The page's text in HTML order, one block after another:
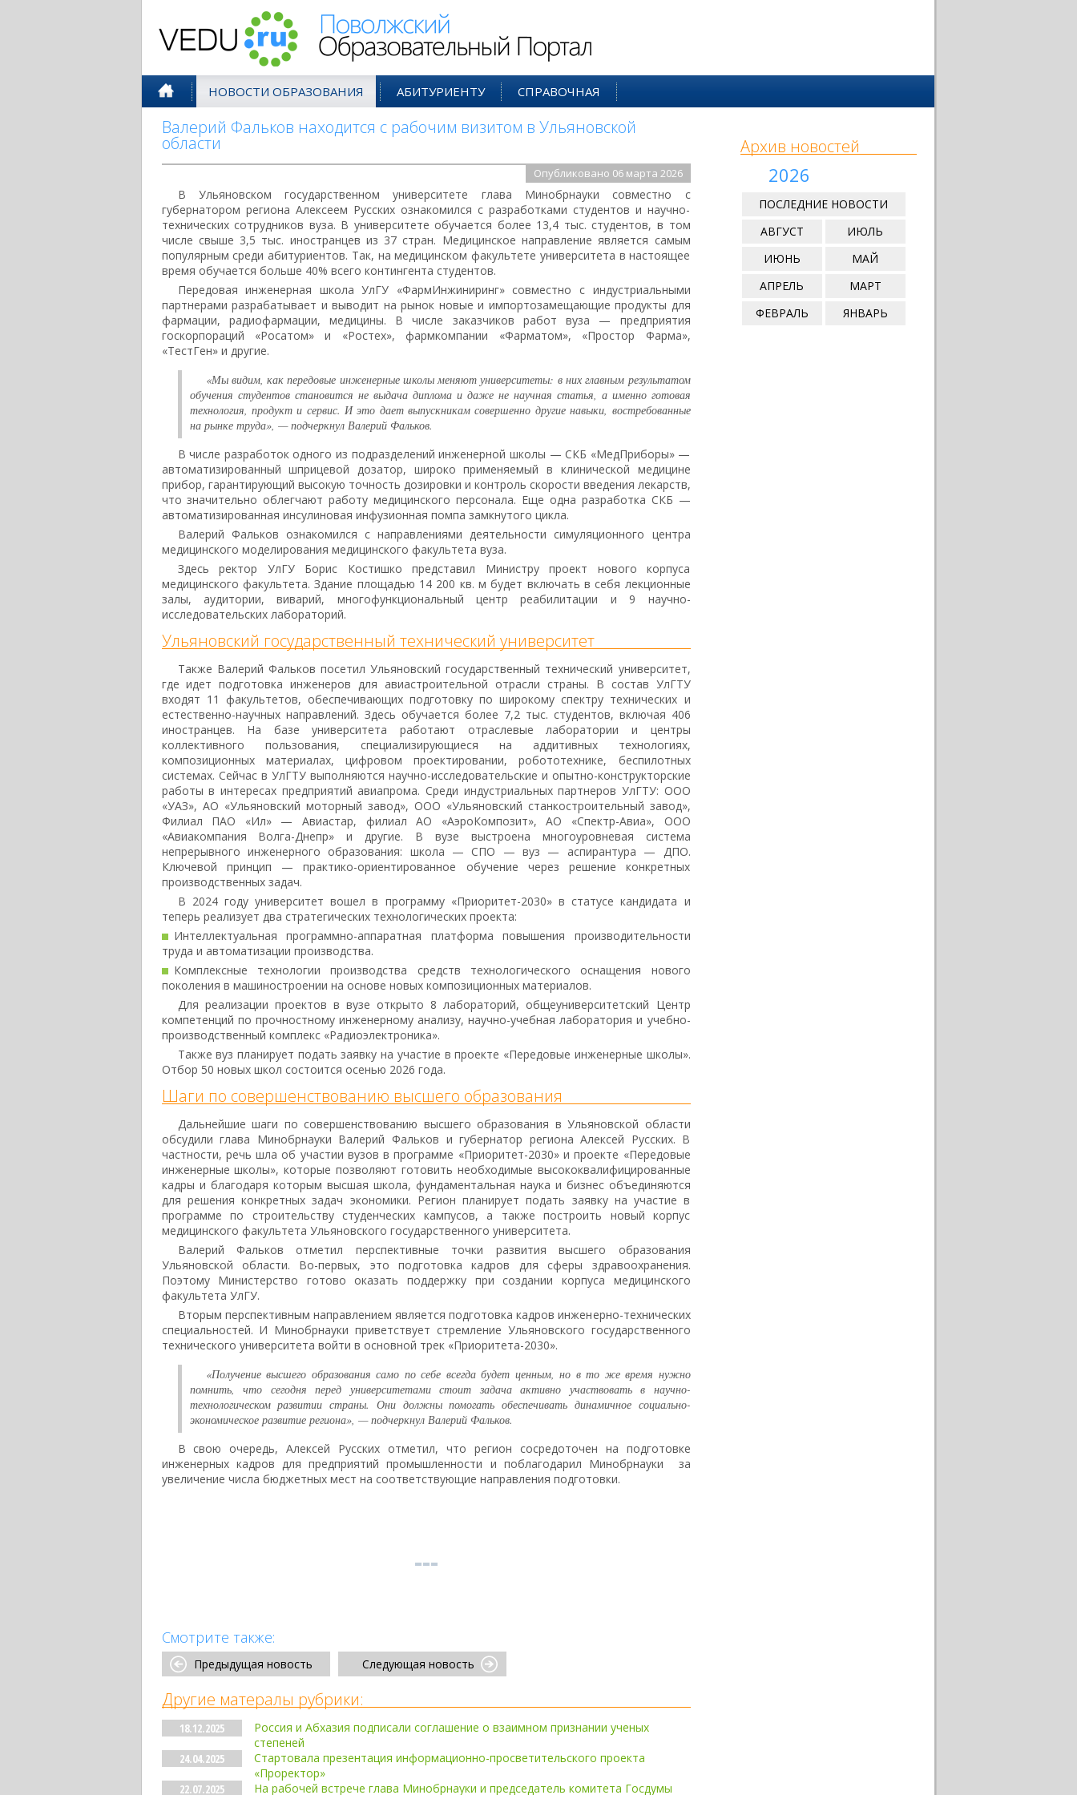
НОВОСТИ ОБРАЗОВАНИЯ АБИТУРИЕНТУ СПРАВОЧНАЯ
Валерий Фальков находится с рабочим визитом в Ульяновской
области
Опубликовано 06 марта 2026
В Ульяновском государственном университете глава Минобрнауки совместно с
губернатором региона Алексеем Русских ознакомился с разработками студентов и научно-
технических сотрудников вуза. В университете обучается более 13,4 тыс. студентов, в том
числе свыше 3,5 тыс. иностранцев из 37 стран. Медицинское направление является самым
популярным среди абитуриентов. Так, на медицинском факультете университета в настоящее
время обучается больше 40% всего контингента студентов.
Передовая инженерная школа УлГУ «ФармИнжиниринг» совместно с индустриальными
партнерами разрабатывает и выводит на рынок новые и импортозамещающие продукты для
фармации, радиофармации, медицины. В числе заказчиков работ вуза — предприятия
госкорпораций «Росатом» и «Ростех», фармкомпании «Фарматом», «Простор Фарма»,
«ТестГен» и другие.
«Мы видим, как передовые инженерные школы меняют университеты: в них главным результатом
обучения студентов становится не выдача диплома и даже не научная статья, а именно готовая
технология, продукт и сервис. И это дает выпускникам совершенно другие навыки, востребованные
на рынке труда», — подчеркнул Валерий Фальков.
В числе разработок одного из подразделений инженерной школы — СКБ «МедПриборы» —
автоматизированный шприцевой дозатор, широко применяемый в клинической медицине
прибор, гарантирующий высокую точность дозировки и контроль скорости введения лекарств,
что значительно облегчают работу медицинского персонала. Еще одна разработка СКБ —
автоматизированная инсулиновая инфузионная помпа замкнутого цикла.
Валерий Фальков ознакомился с направлениями деятельности симуляционного центра
медицинского моделирования медицинского факультета вуза.
Здесь ректор УлГУ Борис Костишко представил Министру проект нового корпуса
медицинского факультета. Здание площадью 14 200 кв. м будет включать в себя лекционные
залы, аудитории, виварий, многофункциональный центр реабилитации и 9 научно-
исследовательских лабораторий.
Ульяновский государственный технический университет
Также Валерий Фальков посетил Ульяновский государственный технический университет,
где идет подготовка инженеров для авиастроительной отрасли страны. В состав УлГТУ
входят 11 факультетов, обеспечивающих подготовку по широкому спектру технических и
естественно-научных направлений. Здесь обучается более 7,2 тыс. студентов, включая 406
иностранцев. На базе университета работают отраслевые лаборатории и центры
коллективного пользования, специализирующиеся на аддитивных технологиях,
композиционных материалах, цифровом проектировании, робототехнике, беспилотных
системах. Сейчас в УлГТУ выполняются научно-исследовательские и опытно-конструкторские
работы в интересах предприятий авиапрома. Среди индустриальных партнеров УлГТУ: ООО
«УАЗ», АО «Ульяновский моторный завод», ООО «Ульяновский станкостроительный завод»,
Филиал ПАО «Ил» — Авиастар, филиал АО «АэроКомпозит», АО «Спектр-Авиа», ООО
«Авиакомпания Волга-Днепр» и другие. В вузе выстроена многоуровневая система
непрерывного инженерного образования: школа — СПО — вуз — аспирантура — ДПО.
Ключевой принцип — практико-ориентированное обучение через решение конкретных
производственных задач.
В 2024 году университет вошел в программу «Приоритет-2030» в статусе кандидата и
теперь реализует два стратегических технологических проекта:
Интеллектуальная программно-аппаратная платформа повышения производительности
труда и автоматизации производства.
Комплексные технологии производства средств технологического оснащения нового
поколения в машиностроении на основе новых композиционных материалов.
Для реализации проектов в вузе открыто 8 лабораторий, общеуниверситетский Центр
компетенций по прочностному инженерному анализу, научно-учебная лаборатория и учебно-
производственный комплекс «Радиоэлектроника».
Также вуз планирует подать заявку на участие в проекте «Передовые инженерные школы».
Отбор 50 новых школ состоится осенью 2026 года.
Шаги по совершенствованию высшего образования
Дальнейшие шаги по совершенствованию высшего образования в Ульяновской области
обсудили глава Минобрнауки Валерий Фальков и губернатор региона Алексей Русских. В
частности, речь шла об участии вузов в программе «Приоритет-2030» и проекте «Передовые
инженерные школы», которые позволяют готовить необходимые высококвалифицированные
кадры и благодаря которым высшая школа, фундаментальная наука и бизнес объединяются
для решения конкретных задач экономики. Регион планирует подать заявку на участие в
программе по строительству студенческих кампусов, а также построить новый корпус
медицинского факультета Ульяновского государственного университета.
Валерий Фальков отметил перспективные точки развития высшего образования
Ульяновской области. Во-первых, это подготовка кадров для сферы здравоохранения.
Поэтому Министерство готово оказать поддержку при создании корпуса медицинского
факультета УлГУ.
Вторым перспективным направлением является подготовка кадров инженерно-технических
специальностей. И Минобрнауки приветствует стремление Ульяновского государственного
технического университета войти в основной трек «Приоритета-2030».
«Получение высшего образования само по себе всегда будет ценным, но в то же время нужно
помнить, что сегодня перед университетами стоит задача активно участвовать в научно-
технологическом развитии страны. Они должны помогать обеспечивать динамичное социально-
экономическое развитие региона», — подчеркнул Валерий Фальков.
В свою очередь, Алексей Русских отметил, что регион сосредоточен на подготовке
инженерных кадров для предприятий промышленности и поблагодарил Минобрнауки за
увеличение числа бюджетных мест на соответствующие направления подготовки.
Смотрите также:
Предыдущая новость Следующая новость
Другие матералы рубрики:
18.12.2025
Россия и Абхазия подписали соглашение о взаимном признании ученых
степеней
24.04.2025
Стартовала презентация информационно-просветительского проекта
«Проректор»
22.07.2025
На рабочей встрече глава Минобрнауки и председатель комитета Госдумы
Архив новостей
2026
ПОСЛЕДНИЕ НОВОСТИ
АВГУСТ
ИЮЛЬ
ИЮНЬ
МАЙ
АПРЕЛЬ
МАРТ
ФЕВРАЛЬ
ЯНВАРЬ